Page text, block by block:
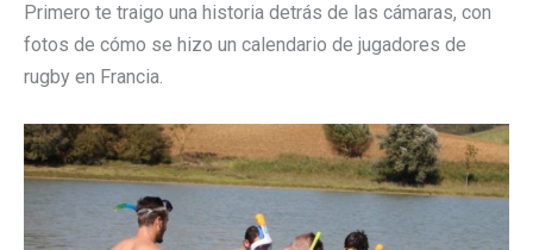
Primero te traigo una historia detrás de las cámaras, con
fotos de cómo se hizo un calendario de jugadores de
rugby en Francia.